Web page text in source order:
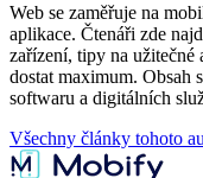
Web se zaměřuje na
aplikace. Čtenáři zde
zařízení, tipy na užitečné
dostat maximum. Obsah
softwaru a digitálních
Všechny články tohoto